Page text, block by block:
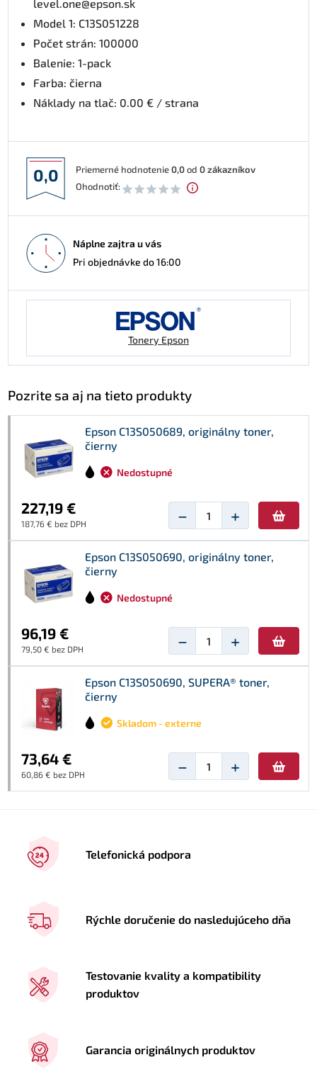
level.one@epson.sk
Model 1: C13S051228
Počet strán: 100000
Balenie: 1-pack
Farba: čierna
Náklady na tlač: 0.00 € / strana
0,0 Priemerné hodnotenie0,0od 0zákazníkov
Ohodnotiť:
Náplne zajtra u vás
Pri objednávke do 16:00
Tonery Epson
Pozrite sa aj na tieto produkty
Epson C13S050689, originálny toner,
čierny
Nedostupné
227,19 €
187,76 € bez DPH − +
Epson C13S050690, originálny toner,
čierny
Nedostupné
96,19 €
79,50 € bez DPH − +
Epson C13S050690, SUPERA® toner,
čierny
Skladom - externe
73,64 €
60,86 € bez DPH − +
Telefonická podpora
Rýchle doručenie do nasledujúceho dňa
Testovanie kvality a kompatibility
produktov
Garancia originálnych produktov